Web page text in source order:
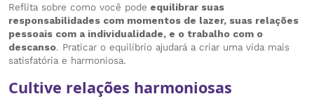
Reflita sobre como você pode equilibrar suas
responsabilidades com momentos de lazer, suas relações
pessoais com a individualidade, e o trabalho com o
descanso. Praticar o equilíbrio ajudará a criar uma vida mais
satisfatória e harmoniosa.
Cultive relações harmoniosas